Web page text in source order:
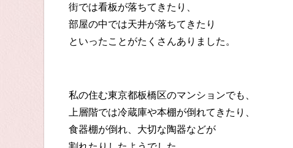
街では看板が落ちてきたり、
部屋の中では天井が落ちてきたり
といったことがたくさんありました。
私の住む東京都板橋区のマンションでも、
上層階では冷蔵庫や本棚が倒れてきたり、
食器棚が倒れ、大切な陶器などが